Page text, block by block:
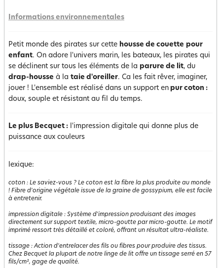
Informations environnementales
Petit monde des pirates sur cette housse de couette pour
enfant. On adore l'univers marin, les bateaux, les pirates qui
se déclinent sur tous les éléments de la parure de lit, du
drap-housse à la taie d'oreiller. Ca les fait rêver, imaginer,
jouer ! L'ensemble est réalisé dans un support en pur coton :
doux, souple et résistant au fil du temps.
Le plus Becquet : l'impression digitale qui donne plus de
puissance aux couleurs
lexique:
coton : Le saviez-vous ? Le coton est la fibre la plus produite au monde
! Fibre d'origine végétale issue de la graine de gossypium, elle est facile
à entretenir.
impression digitale : Système d'impression produisant des images
directement sur support textile, micro-goutte par micro-goutte. Le motif
imprimé ressort très détaillé et coloré, offrant un résultat ultra-réaliste.
tissage :Action d'entrelacer des fils ou fibres pour produire des tissus.
Chez Becquet la plupart de notre linge de lit offre un tissage serré en 57
fils/cm², gage de qualité.